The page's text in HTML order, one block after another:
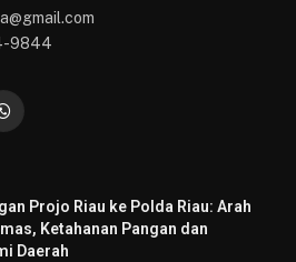
9844
WhatsApp
Projo Riau ke Polda Riau: Arah
Ketahanan Pangan dan
Daerah